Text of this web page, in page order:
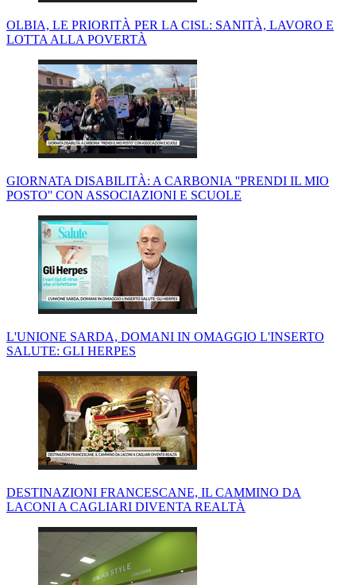
OLBIA, LE PRIORITÀ PER LA CISL: SANITÀ, LAVORO E
LOTTA ALLA POVERTÀ
GIORNATA DISABILITÀ: A CARBONIA ''PRENDI IL MIO
POSTO'' CON ASSOCIAZIONI E SCUOLE
L'UNIONE SARDA, DOMANI IN OMAGGIO L'INSERTO
SALUTE: GLI HERPES
DESTINAZIONI FRANCESCANE, IL CAMMINO DA
LACONI A CAGLIARI DIVENTA REALTÀ